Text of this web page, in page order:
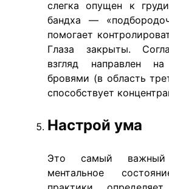
слегка опущен к
бандха —
помогает
Глаза закрыты.
взгляд направлен
бровями (в область
способствует
Настрой ума
Это самый
ментальное